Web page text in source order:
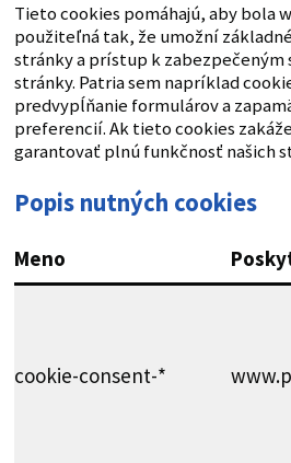
Tieto cookies pomáhajú, aby bola
použiteľná tak, že umožní
stránky a prístup k zabezpečeným
stránky. Patria sem napríklad
predvypĺňanie formulárov a
preferencií. Ak tieto cookies
garantovať plnú funkčnosť našich
Meno
cookie-consent-*
Popis nutných cookies